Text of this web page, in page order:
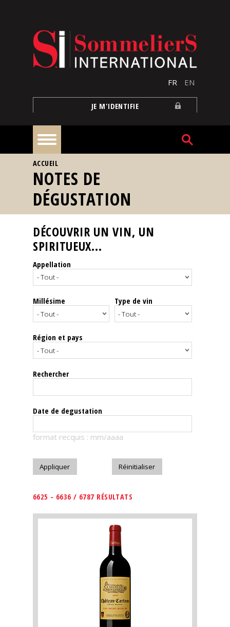
FR EN
JE M'IDENTIFIE
À
la
une
Reportages
Nos
Spiritueux
Notes
dégustation
Le
magazine
Télécharger
VOUS ÊTES ICI
ACCUEIL
NOTES DE
DÉGUSTATION
DÉCOUVRIR UN VIN, UN
SPIRITUEUX...
Appellation
Millésime Type de vin
Région et pays
Rechercher
Date de degustation
format recquis : mm/aaaa
6625 - 6636 / 6787 RÉSULTATS